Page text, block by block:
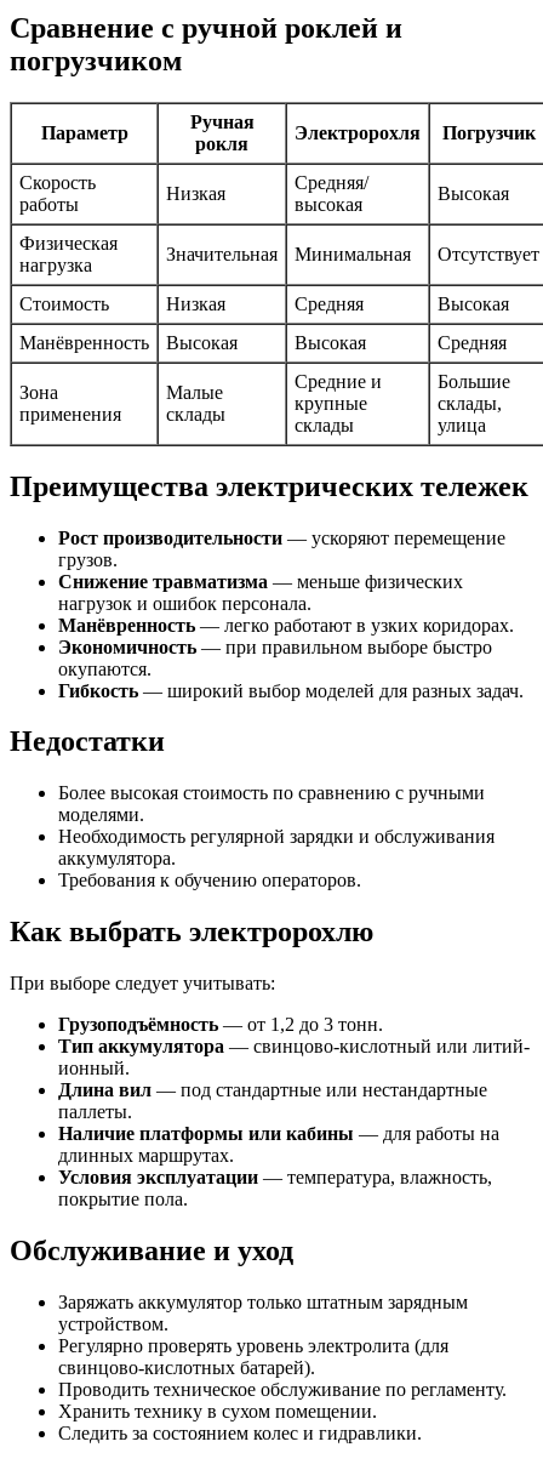
Сравнение с ручной роклей и
погрузчиком
Параметр
Ручная
рокля
Электророхля Погрузчик
Скорость
работы
Низкая
Средняя/
высокая
Высокая
Физическая
нагрузка
Значительная Минимальная Отсутствует
Стоимость Низкая Средняя
Высокая
Манёвренность
Высокая Высокая Средняя
Зона
применения
Малые
склады
Средние и
крупные
склады
Большие
склады,
улица
Преимущества электрических тележек
Рост производительности — ускоряют перемещение
грузов.
Снижение травматизма — меньше физических
нагрузок и ошибок персонала.
Манёвренность — легко работают в узких коридорах.
Экономичность — при правильном выборе быстро
окупаются.
Гибкость — широкий выбор моделей для разных задач.
Недостатки
Более высокая стоимость по сравнению с ручными
моделями.
Необходимость регулярной зарядки и обслуживания
аккумулятора.
Требования к обучению операторов.
Как выбрать электророхлю
При выборе следует учитывать:
Грузоподъёмность — от 1,2 до 3 тонн.
Тип аккумулятора — свинцово-кислотный или литий-
ионный.
Длина вил — под стандартные или нестандартные
паллеты.
Наличие платформы или кабины — для работы на
длинных маршрутах.
Условия эксплуатации — температура, влажность,
покрытие пола.
Обслуживание и уход
Заряжать аккумулятор только штатным зарядным
устройством.
Регулярно проверять уровень электролита (для
свинцово-кислотных батарей).
Проводить техническое обслуживание по регламенту.
Хранить технику в сухом помещении.
Следить за состоянием колес и гидравлики.